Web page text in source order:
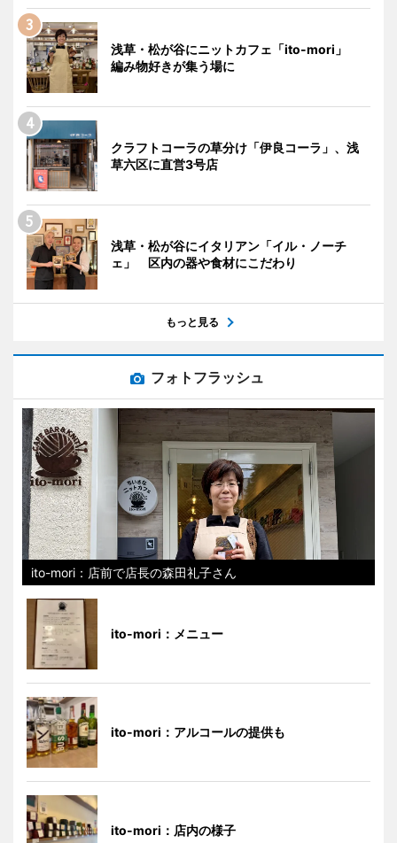
浅草・松が谷にニットカフェ「ito-mori」
編み物好きが集う場に
クラフトコーラの草分け「伊良コーラ」、浅
草六区に直営3号店
浅草・松が谷にイタリアン「イル・ノーチ
ェ」 区内の器や食材にこだわり
もっと見る
フォトフラッシュ
ito-mori：店前で店長の森田礼子さん
ito-mori：メニュー
ito-mori：アルコールの提供も
ito-mori：店内の様子